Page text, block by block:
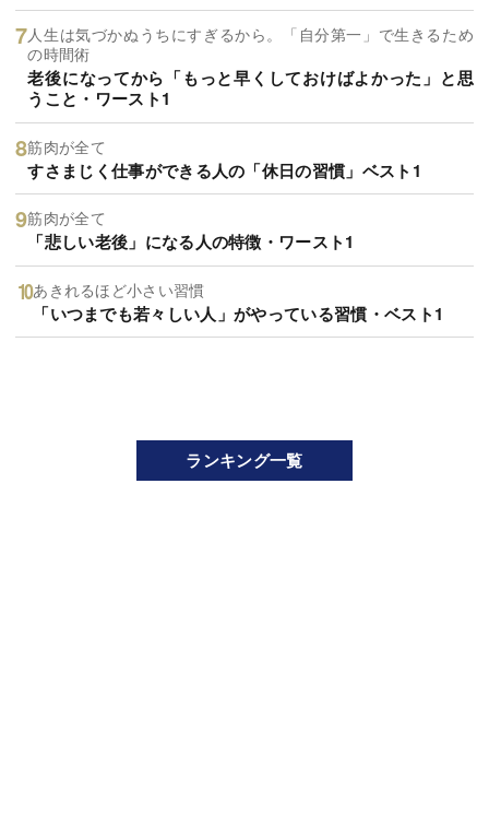
人生は気づかぬうちにすぎるから。「自分第一」で生きるため
の時間術
老後になってから「もっと早くしておけばよかった」と思
うこと・ワースト1
筋肉が全て
すさまじく仕事ができる人の「休日の習慣」ベスト1
筋肉が全て
「悲しい老後」になる人の特徴・ワースト1
あきれるほど小さい習慣
「いつまでも若々しい人」がやっている習慣・ベスト1
ランキング一覧